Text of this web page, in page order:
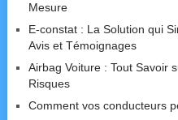
Mesure
E-constat : La Solution qui
Avis et Témoignages
Airbag Voiture : Tout Savoir
Risques
Comment vos conducteurs